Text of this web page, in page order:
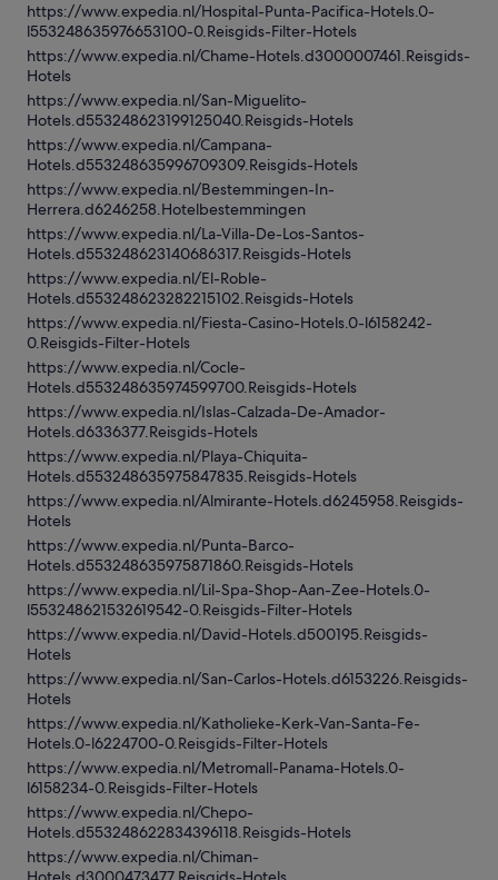
https://www.expedia.nl/Hospital-Punta-Pacifica-Hotels.0-
l553248635976653100-0.Reisgids-Filter-Hotels
https://www.expedia.nl/Chame-Hotels.d3000007461.Reisgids-
Hotels
https://www.expedia.nl/San-Miguelito-
Hotels.d553248623199125040.Reisgids-Hotels
https://www.expedia.nl/Campana-
Hotels.d553248635996709309.Reisgids-Hotels
https://www.expedia.nl/Bestemmingen-In-
Herrera.d6246258.Hotelbestemmingen
https://www.expedia.nl/La-Villa-De-Los-Santos-
Hotels.d553248623140686317.Reisgids-Hotels
https://www.expedia.nl/El-Roble-
Hotels.d553248623282215102.Reisgids-Hotels
https://www.expedia.nl/Fiesta-Casino-Hotels.0-l6158242-
0.Reisgids-Filter-Hotels
https://www.expedia.nl/Cocle-
Hotels.d553248635974599700.Reisgids-Hotels
https://www.expedia.nl/Islas-Calzada-De-Amador-
Hotels.d6336377.Reisgids-Hotels
https://www.expedia.nl/Playa-Chiquita-
Hotels.d553248635975847835.Reisgids-Hotels
https://www.expedia.nl/Almirante-Hotels.d6245958.Reisgids-
Hotels
https://www.expedia.nl/Punta-Barco-
Hotels.d553248635975871860.Reisgids-Hotels
https://www.expedia.nl/Lil-Spa-Shop-Aan-Zee-Hotels.0-
l553248621532619542-0.Reisgids-Filter-Hotels
https://www.expedia.nl/David-Hotels.d500195.Reisgids-
Hotels
https://www.expedia.nl/San-Carlos-Hotels.d6153226.Reisgids-
Hotels
https://www.expedia.nl/Katholieke-Kerk-Van-Santa-Fe-
Hotels.0-l6224700-0.Reisgids-Filter-Hotels
https://www.expedia.nl/Metromall-Panama-Hotels.0-
l6158234-0.Reisgids-Filter-Hotels
https://www.expedia.nl/Chepo-
Hotels.d553248622834396118.Reisgids-Hotels
https://www.expedia.nl/Chiman-